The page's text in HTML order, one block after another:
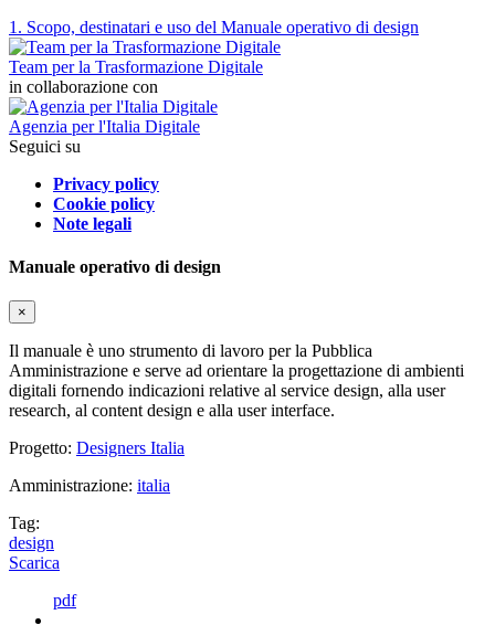
1. Scopo, destinatari e uso del Manuale operativo di design
Team per la Trasformazione Digitale
in collaborazione con
Agenzia per l'Italia Digitale
Seguici su
Privacy policy
Cookie policy
Note legali
Manuale operativo di design
×
Il manuale è uno strumento di lavoro per la Pubblica
Amministrazione e serve ad orientare la progettazione di ambienti
digitali fornendo indicazioni relative al service design, alla user
research, al content design e alla user interface.
Progetto: Designers Italia
Amministrazione: italia
Tag:
design
Scarica
pdf